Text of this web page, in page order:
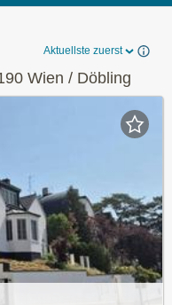
Aktuellste zuerst
Wien / Döbling